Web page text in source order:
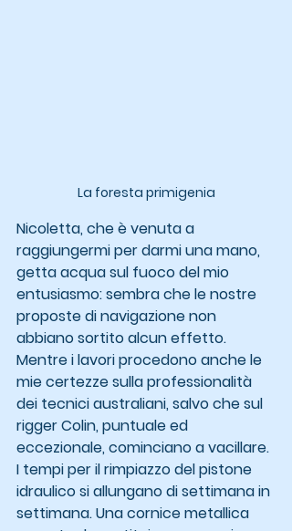
La foresta primigenia
Nicoletta, che è venuta a
raggiungermi per darmi una mano,
getta acqua sul fuoco del mio
entusiasmo: sembra che le nostre
proposte di navigazione non
abbiano sortito alcun effetto.
Mentre i lavori procedono anche le
mie certezze sulla professionalità
dei tecnici australiani, salvo che sul
rigger Colin, puntuale ed
eccezionale, cominciano a vacillare.
I tempi per il rimpiazzo del pistone
idraulico si allungano di settimana in
settimana. Una cornice metallica